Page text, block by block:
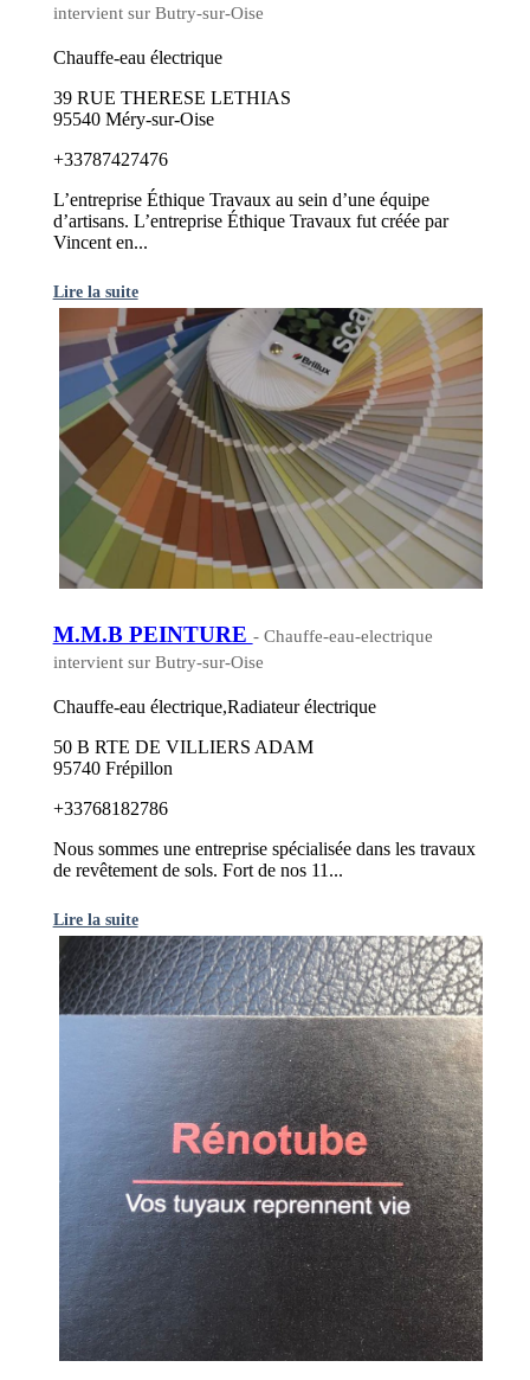
intervient sur Butry-sur-Oise
Chauffe-eau électrique
39 RUE THERESE LETHIAS
95540 Méry-sur-Oise
+33787427476
L’entreprise Éthique Travaux au sein d’une équipe
d’artisans. L’entreprise Éthique Travaux fut créée par
Vincent en...
Lire la suite
M.M.B PEINTURE - Chauffe-eau-electrique
intervient sur Butry-sur-Oise
Chauffe-eau électrique,Radiateur électrique
50 B RTE DE VILLIERS ADAM
95740 Frépillon
+33768182786
Nous sommes une entreprise spécialisée dans les travaux
de revêtement de sols. Fort de nos 11...
Lire la suite